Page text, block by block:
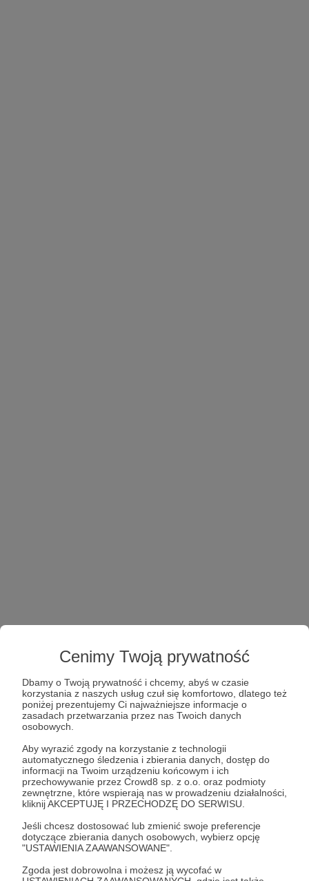
Cenimy Twoją prywatność
Dbamy o Twoją prywatność i chcemy, abyś w czasie
korzystania z naszych usług czuł się komfortowo, dlatego też
poniżej prezentujemy Ci najważniejsze informacje o
zasadach przetwarzania przez nas Twoich danych
osobowych.
Aby wyrazić zgody na korzystanie z technologii
automatycznego śledzenia i zbierania danych, dostęp do
informacji na Twoim urządzeniu końcowym i ich
przechowywanie przez Crowd8 sp. z o.o. oraz podmioty
zewnętrzne, które wspierają nas w prowadzeniu działalności,
kliknij AKCEPTUJĘ I PRZECHODZĘ DO SERWISU.
Jeśli chcesz dostosować lub zmienić swoje preferencje
dotyczące zbierania danych osobowych, wybierz opcję
"USTAWIENIA ZAAWANSOWANE".
Zgoda jest dobrowolna i możesz ją wycofać w